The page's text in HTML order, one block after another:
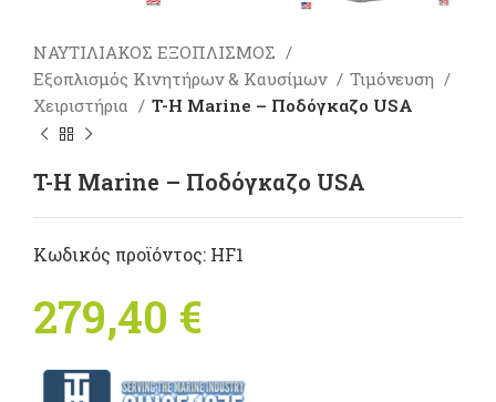
ΝΑΥΤΙΛΙΑΚΟΣ ΕΞΟΠΛΙΣΜΟΣ
Εξοπλισμός Κινητήρων & Καυσίμων
Τιμόνευση
Χειριστήρια
T-H Marine – Ποδόγκαζο USA
T-H Marine – Ποδόγκαζο USA
Κωδικός προϊόντος: HF1
279,40 €